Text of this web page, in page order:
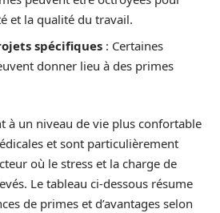
et la qualité du travail.
spécifiques : Certaines
donner lieu à des primes
à un niveau de vie plus confortable
et sont particulièrement
où le stress et la charge de
Le tableau ci-dessous résume
de primes et d’avantages selon